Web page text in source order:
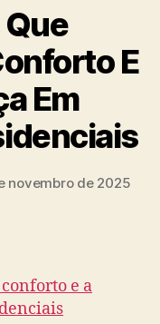
E
Em
novembro de 2025